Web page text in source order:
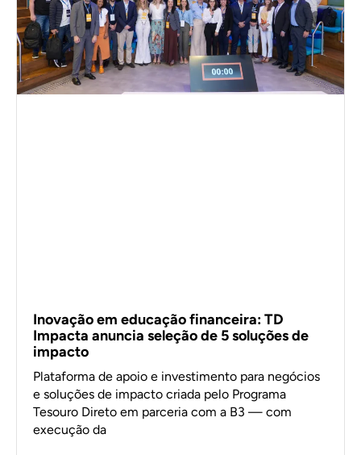
Inovação em educação financeira: TD
Impacta anuncia seleção de 5 soluções de
impacto
Plataforma de apoio e investimento para negócios
e soluções de impacto criada pelo Programa
Tesouro Direto em parceria com a B3 — com
execução da